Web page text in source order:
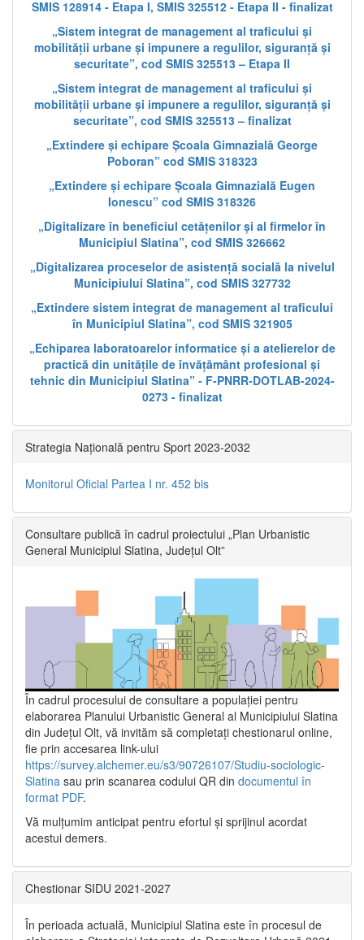
SMIS 128914 - Etapa I, SMIS 325512 - Etapa II - finalizat
„Sistem integrat de management al traficului și
mobilității urbane și impunere a regulilor, siguranță și
securitate”, cod SMIS 325513 – Etapa II
„Sistem integrat de management al traficului și
mobilității urbane și impunere a regulilor, siguranță și
securitate”, cod SMIS 325513 – finalizat
„Extindere și echipare Școala Gimnazială George
Poboran” cod SMIS 318323
„Extindere și echipare Școala Gimnazială Eugen
Ionescu” cod SMIS 318326
„Digitalizare în beneficiul cetățenilor și al firmelor în
Municipiul Slatina”, cod SMIS 326662
„Digitalizarea proceselor de asistență socială la nivelul
Municipiului Slatina”, cod SMIS 327732
„Extindere sistem integrat de management al traficului
în Municipiul Slatina”, cod SMIS 321905
„Echiparea laboratoarelor informatice și a atelierelor de
practică din unitățile de învățământ profesional și
tehnic din Municipiul Slatina” - F-PNRR-DOTLAB-2024-
0273 - finalizat
Strategia Națională pentru Sport 2023-2032
Monitorul Oficial Partea I nr. 452 bis
Consultare publică în cadrul proiectului „Plan Urbanistic
General Municipiul Slatina, Județul Olt”
În cadrul procesului de consultare a populaţiei pentru
elaborarea Planului Urbanistic General al Municipiului Slatina
din Județul Olt, vă invităm să completați chestionarul online,
fie prin accesarea link-ului
https://survey.alchemer.eu/s3/90726107/Studiu-sociologic-
Slatina sau prin scanarea codului QR din documentul în
format PDF.
Vă mulţumim anticipat pentru efortul şi sprijinul acordat
acestui demers.
Chestionar SIDU 2021-2027
În perioada actuală, Municipiul Slatina este în procesul de